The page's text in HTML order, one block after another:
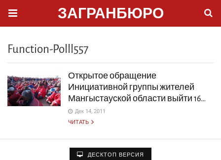
ЗАГРАНБЮРО
Function-Polll557
Открытое обращение
Инициативной группы жителей
Мангыстауской области выйти 16…
Дек 14, 2011
ЧИТАТЬ
ДЕСКТОП ВЕРСИЯ